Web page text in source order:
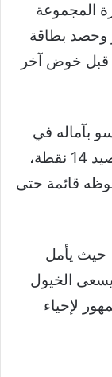
المجموعة
وحصد بطاقة
التأهل المباشر إلى كأس العالم 2026 قبل خوض آخر
بآماله في
المنافسة، حيث يحتل المركز الثاني برصيد 14 نقطة،
قائمة حتى
حيث يأمل
يسعى الخيول
لإحياء